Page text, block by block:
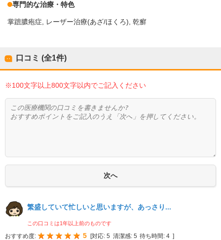
専門的な治療・特色
掌蹠膿疱症 レーザー治療(あざ/ほくろ) 乾癬
口コミ (全1件)
※100文字以上800文字以内でご記入ください
繁盛していて忙しいと思いますが、あっさり...
この口コミは1年以上前のものです
おすすめ度: 5 [対応: 5 清潔感: 5 待ち時間: 4 ]